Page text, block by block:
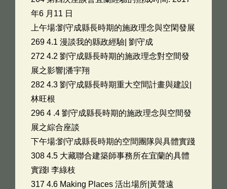
年6 月11 日
上午場:劉守成縣長時期的施政理念與空閑發展
269 4.1 漫談我的縣政經驗| 劉守成
272 4.2 劉守成縣長時期的施政理念對空間發
展之影響|潘宇翔
282 4.3 劉守成縣長時期重大空間計畫與建設|
林旺根
296 4 .4 劉守成縣長時期的施政理念與空間發
展之綜合座談
下午場:劉守成縣長時期的空間團隊與具體實踐
308 4.5 大藏聯合建築師事務所在宜蘭的具體
實踐l 李綠枝
317 4.6 Making Places 活出場所|黃聲遠